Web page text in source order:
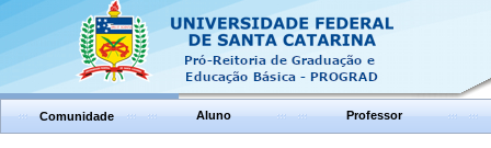
Comunidade Aluno Professor